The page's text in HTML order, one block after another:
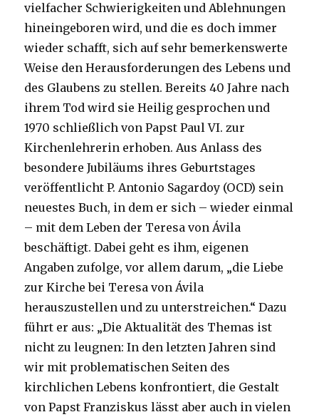
vielfacher Schwierigkeiten und Ablehnungen
hineingeboren wird, und die es doch immer
wieder schafft, sich auf sehr bemerkenswerte
Weise den Herausforderungen des Lebens und
des Glaubens zu stellen. Bereits 40 Jahre nach
ihrem Tod wird sie Heilig gesprochen und
1970 schließlich von Papst Paul VI. zur
Kirchenlehrerin erhoben. Aus Anlass des
besondere Jubiläums ihres Geburtstages
veröffentlicht P. Antonio Sagardoy (OCD) sein
neuestes Buch, in dem er sich – wieder einmal
– mit dem Leben der Teresa von Ávila
beschäftigt. Dabei geht es ihm, eigenen
Angaben zufolge, vor allem darum, „die Liebe
zur Kirche bei Teresa von Ávila
herauszustellen und zu unterstreichen.“ Dazu
führt er aus: „Die Aktualität des Themas ist
nicht zu leugnen: In den letzten Jahren sind
wir mit problematischen Seiten des
kirchlichen Lebens konfrontiert, die Gestalt
von Papst Franziskus lässt aber auch in vielen